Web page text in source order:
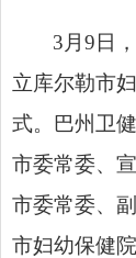
3月9日
立库尔勒市
式。巴州卫
市委常委、
市委常委、
市妇幼保健